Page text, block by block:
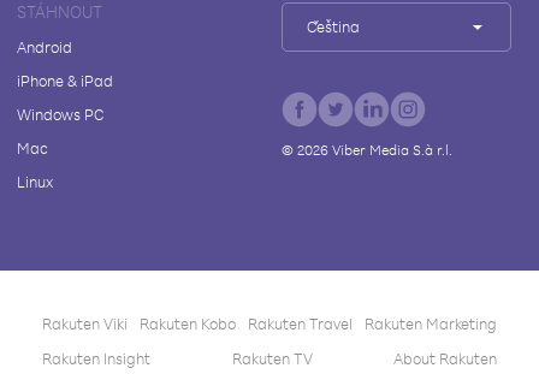
STÁHNOUT
Android
iPhone & iPad
Windows PC
Mac
Linux
Čeština
© 2026Viber Media S.à r.l.
Rakuten Viki Rakuten Kobo Rakuten Travel
Rakuten Marketing
Rakuten Insight
Rakuten TV About Rakuten